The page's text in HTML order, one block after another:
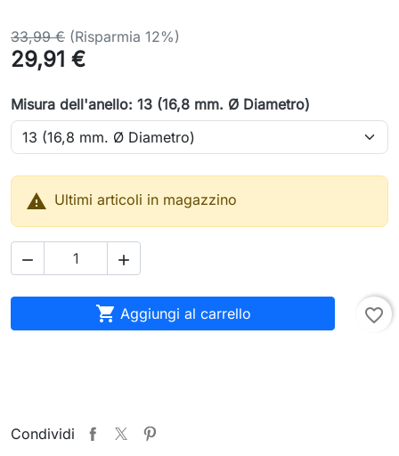
33,99 € (Risparmia 12%)
29,91 €
Misura dell'anello: 13 (16,8 mm. Ø Diametro)
 Ultimi articoli in magazzino
 
 Aggiungi al carrello favorite_border
Condividi